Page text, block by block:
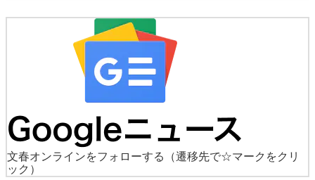
文春オンラインをフォローする
（遷移先で☆マークをクリ
ック）